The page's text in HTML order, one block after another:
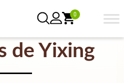
0
de Yixing